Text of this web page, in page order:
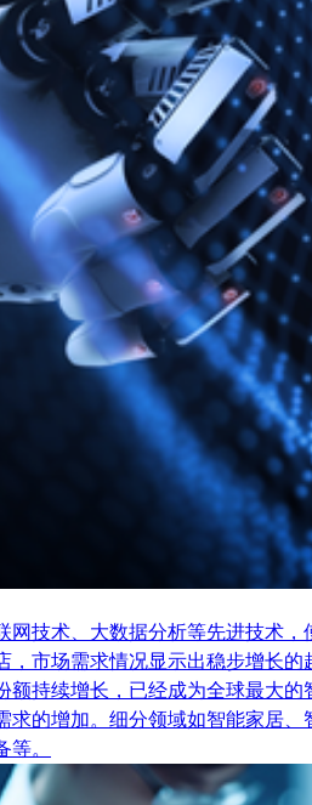
网技术、大数据分析等先进技术
市场需求情况显示出稳步增长
持续增长，已经成为全球最大
的增加。细分领域如智能家居
。